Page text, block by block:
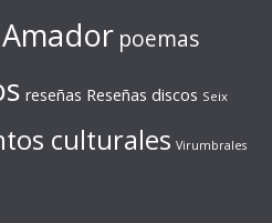
poemas
reseñas Reseñas discos Seix
culturales Virumbrales